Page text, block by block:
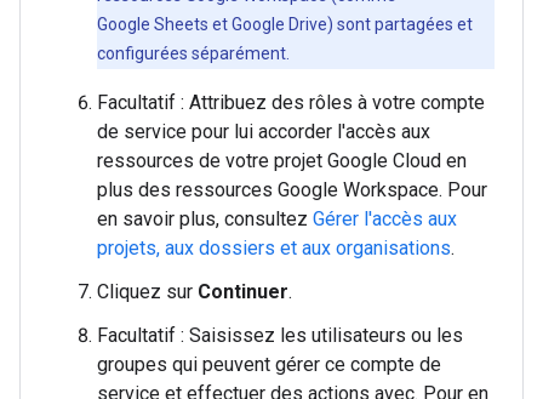
Google Sheets et Google Drive) sont partagées et
configurées séparément.
Facultatif : Attribuez des rôles à votre compte
de service pour lui accorder l'accès aux
ressources de votre projet Google Cloud en
plus des ressources Google Workspace. Pour
en savoir plus, consultez Gérer l'accès aux
projets, aux dossiers et aux organisations.
Cliquez sur Continuer.
Facultatif : Saisissez les utilisateurs ou les
groupes qui peuvent gérer ce compte de
service et effectuer des actions avec. Pour en